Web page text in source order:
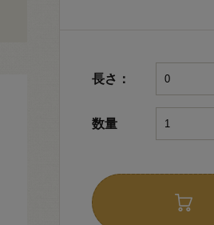
長さ：
数量